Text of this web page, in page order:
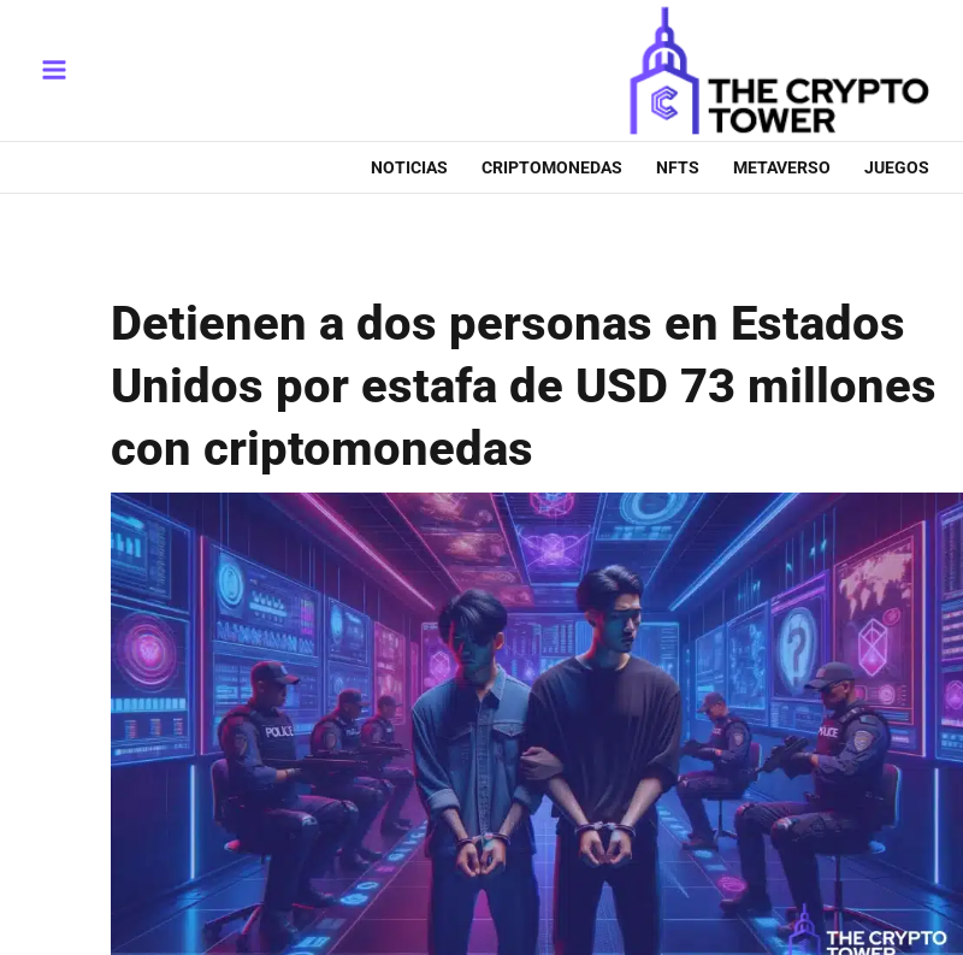
contenido
Menu
NOTICIAS CRIPTOMONEDAS NFTS METAVERSO JUEGOS
Detienen a dos personas en Estados
Unidos por estafa de USD 73 millones
con criptomonedas